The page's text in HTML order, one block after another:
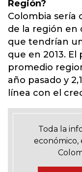
Región?
Colombia sería
de la región en
que tendrían
que en 2013. El
promedio
año pasado y
línea con el
Toda la
económico,